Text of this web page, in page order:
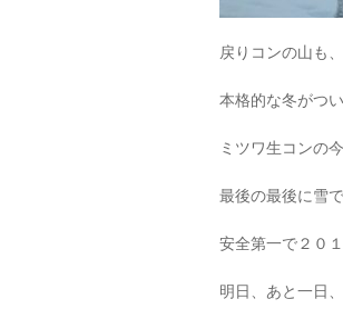
戻りコンの山も
本格的な冬がつ
ミツワ生コンの
最後の最後に雪
安全第一で２０
明日、あと一日